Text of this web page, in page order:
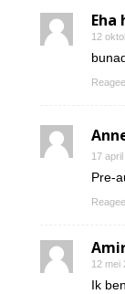
Eha
12
17
Pre-
12 mei
Ik